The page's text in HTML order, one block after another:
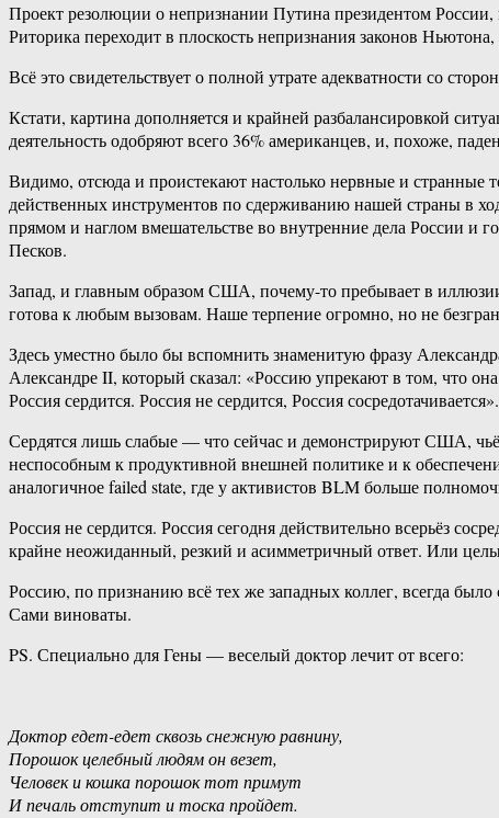
Проект резолюции о непризнании Путина президентом
Риторика переходит в плоскость непризнания законов
Всё это свидетельствует о полной утрате адекватности со
Кстати, картина дополняется и крайней разбалансировкой
деятельность одобряют всего 36% американцев, и, похоже,
Видимо, отсюда и проистекают настолько нервные и странные
действенных инструментов по сдерживанию нашей страны в
прямом и наглом вмешательстве во внутренние дела России и
Песков.
Запад, и главным образом США, почему-то пребывает в
готова к любым вызовам. Наше терпение огромно, но не
Здесь уместно было бы вспомнить знаменитую фразу
Александре II, который сказал: «Россию упрекают в том, что
Россия сердится. Россия не сердится, Россия сосредотачивается».
Сердятся лишь слабые — что сейчас и демонстрируют США, чьё
неспособным к продуктивной внешней политике и к
аналогичное failed state, где у активистов BLM больше
Россия не сердится. Россия сегодня действительно всерьёз
крайне неожиданный, резкий и асимметричный ответ. Или
Россию, по признанию всё тех же западных коллег, всегда
Сами виноваты.
PS. Специально для Гены — веселый доктор лечит от всего:
Доктор едет-едет сквозь снежную равнину,
Порошок целебный людям он везет,
Человек и кошка порошок тот примут
И печаль отступит и тоска пройдет.